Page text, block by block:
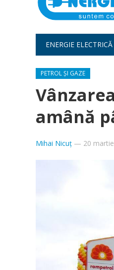
ENERGIE ELECTRICĂ
PETROL ȘI GAZE
amână
Mihai Nicuț — 20